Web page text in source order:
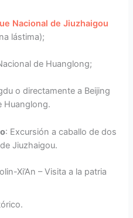
Nacional de Jiuzhaigou
lástima);
de Huanglong;
o directamente a Beijing
Huanglong.
: Excursión a caballo de dos
Jiuzhaigou.
Xi’An – Visita a la patria